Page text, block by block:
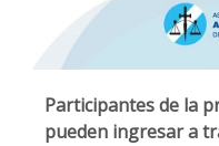
Participantes de la
pueden ingresar a